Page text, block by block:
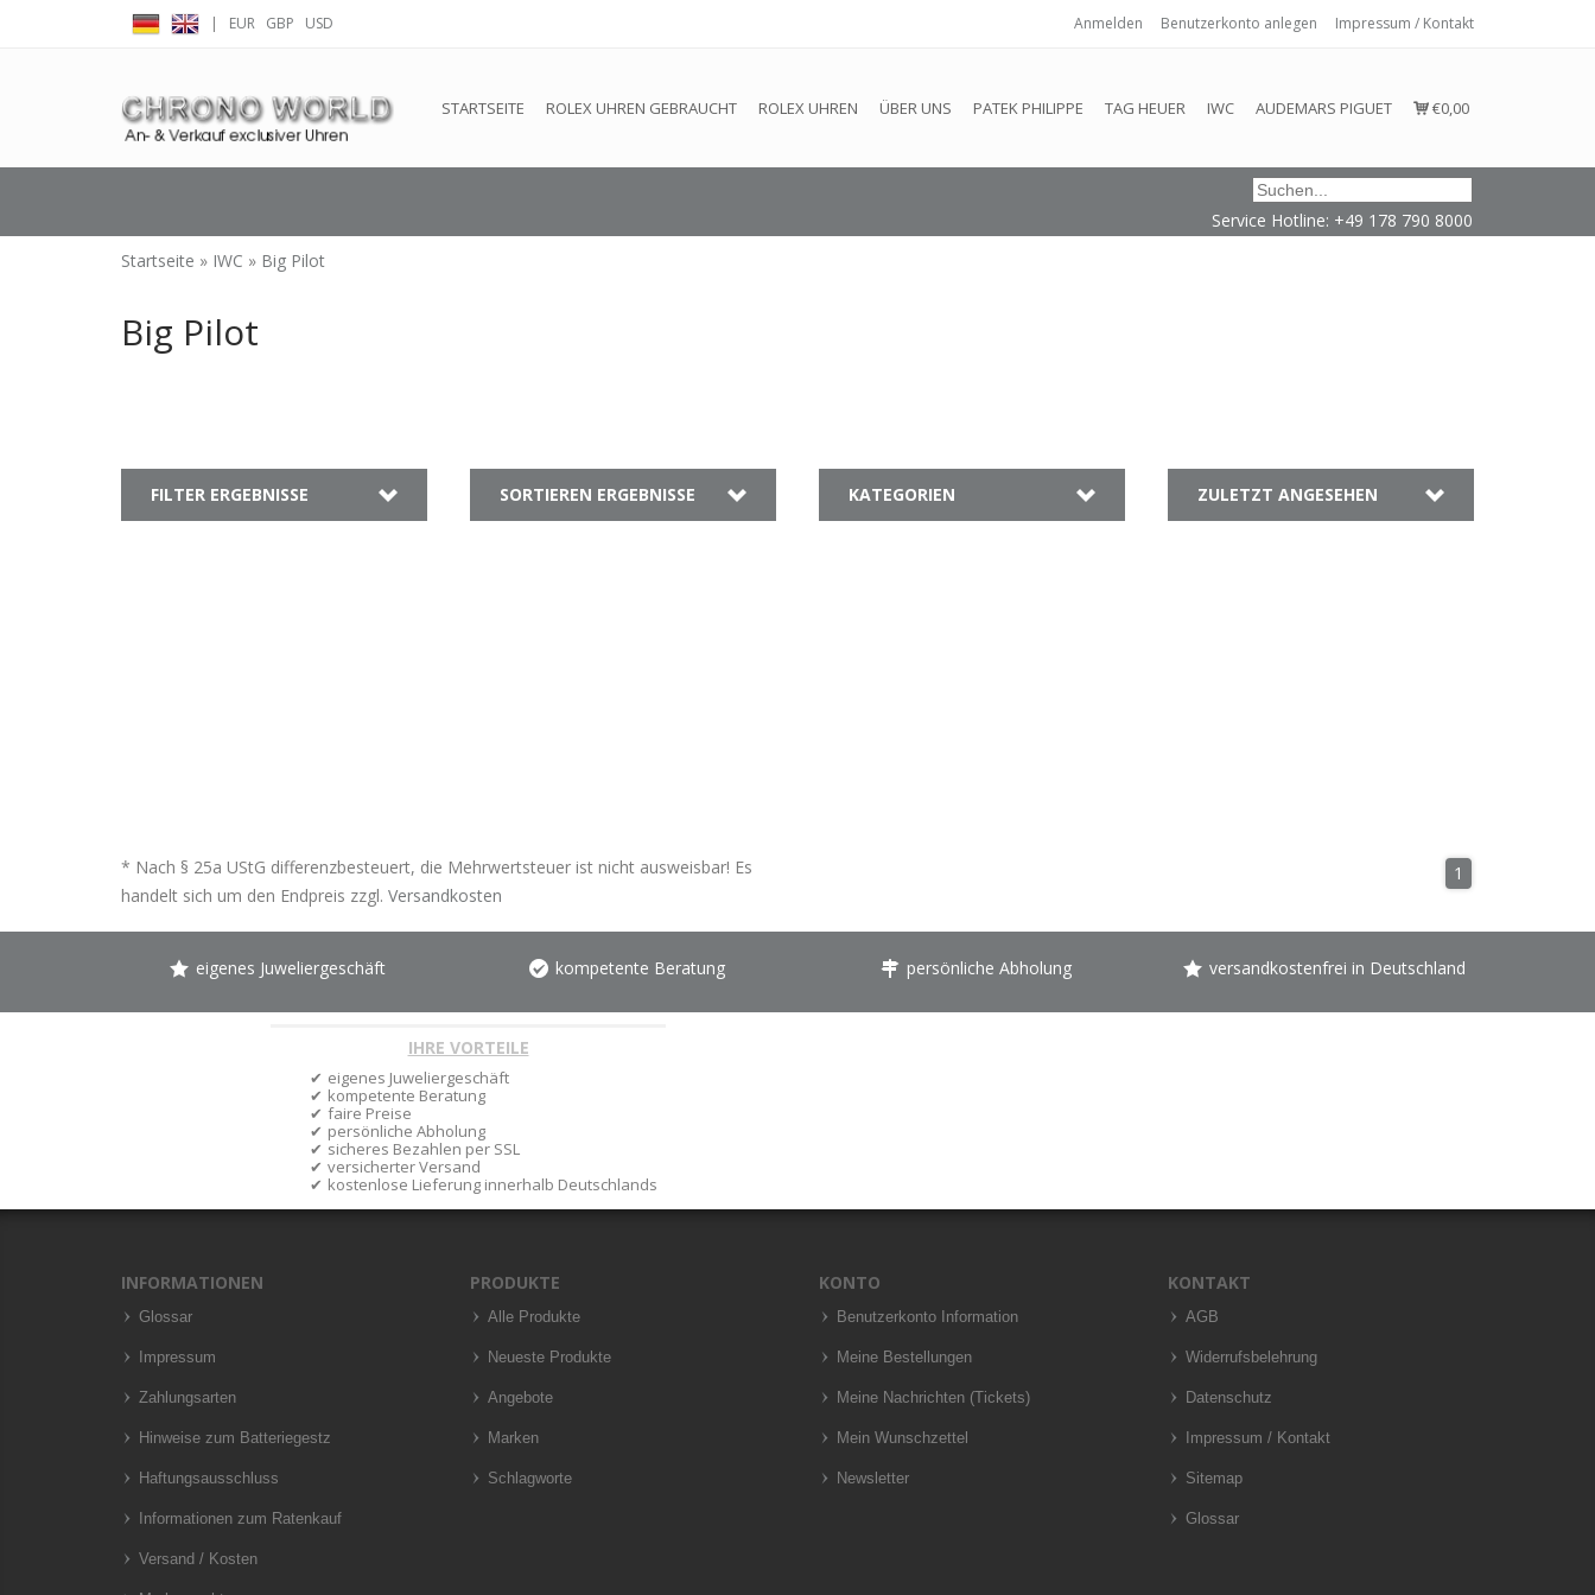
| EUR GBP USD Anmelden Benutzerkonto anlegen Impressum / Kontakt
STARTSEITE ROLEX UHREN GEBRAUCHT ROLEX UHREN ÜBER UNS PATEK PHILIPPE TAG HEUER IWC AUDEMARS PIGUET €0,00
Service Hotline: +49 178 790 8000
Startseite » IWC » Big Pilot
Big Pilot
FILTER ERGEBNISSE SORTIEREN ERGEBNISSE KATEGORIEN ZULETZT ANGESEHEN
* Nach § 25a UStG differenzbesteuert, die Mehrwertsteuer ist nicht ausweisbar! Es
handelt sich um den Endpreis zzgl. Versandkosten
1
eigenes Juweliergeschäft kompetente Beratung persönliche Abholung versandkostenfrei in Deutschland
IHRE VORTEILE
eigenes Juweliergeschäft
kompetente Beratung
faire Preise
persönliche Abholung
sicheres Bezahlen per SSL
versicherter Versand
kostenlose Lieferung innerhalb Deutschlands
INFORMATIONEN
Glossar
Impressum
Zahlungsarten
Hinweise zum Batteriegestz
Haftungsausschluss
Informationen zum Ratenkauf
Versand / Kosten
PRODUKTE
Alle Produkte
Neueste Produkte
Angebote
Marken
Schlagworte
KONTO
Benutzerkonto Information
Meine Bestellungen
Meine Nachrichten (Tickets)
Mein Wunschzettel
Newsletter
KONTAKT
AGB
Widerrufsbelehrung
Datenschutz
Impressum / Kontakt
Sitemap
Glossar
← Zurück zum Backoffice Dieser Shop befindet sich im Aufbau. Eventuell können nicht alle Bestellungen eingehalten oder erfüllt werden.